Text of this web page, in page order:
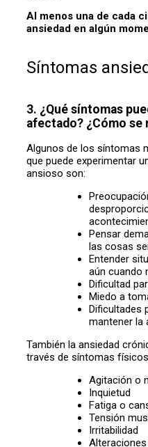
Al menos una de cada
ansiedad en algún
Síntomas
3. ¿Qué síntomas
afectado? ¿Cómo se
Algunos de los síntomas
que puede experimentar
ansioso son:
Pensar
las cosas
Entender
aún cuando
Dificultad
Miedo a
Dificultades
mantener la
También la ansiedad
través de síntomas
Agitación o
Inquietud
Fatiga o
Tensión
Irritabilidad